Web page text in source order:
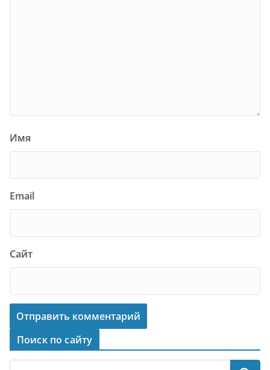
Имя
Email
Сайт
Поиск по сайту